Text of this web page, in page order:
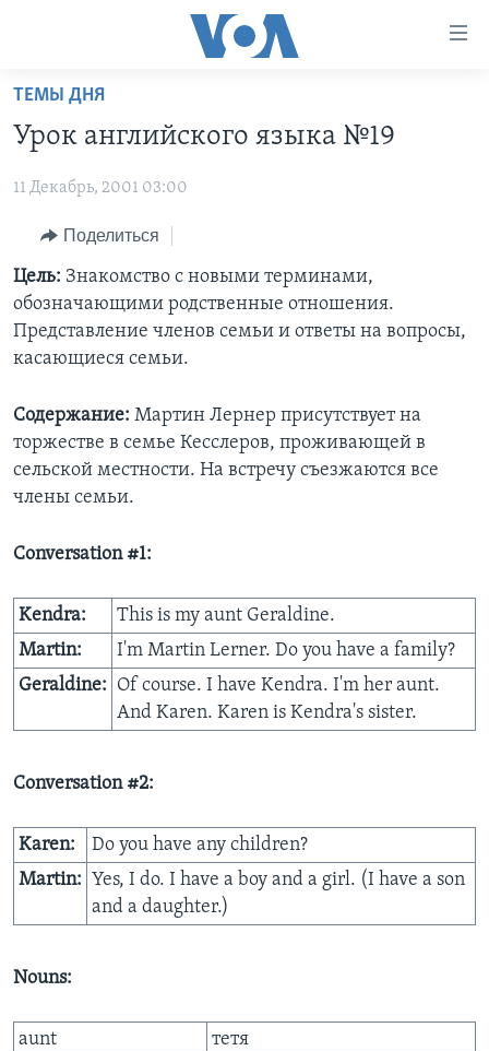
Перейти
основной
Перейти
навигации
Перейти
поиск
ПРОГРАММЫ
АМЕРИКА
НОВОСТИ ЗА МИНУТУ
ИТОГИ
ПОЧЕМУ ЭТО ВАЖНО?
ДИСКУССИЯ VOA
НЬЮ-ЙОРК NEW YORK
АМЕРИКА. БОЛЬШОЕ ПУТЕШЕСТВИЕ
ПРОЕКТЫ
УЧИМ АНГЛИЙСКИЙ
НАША АМЕРИКАНСКАЯ ИСТОРИЯ
А КАК В АМЕРИКЕ?
АРТЕФАКТЫ
ТЕСТЫ
ЭКСПЕРТИЗА
ИНТЕРВЬЮ
ФАКТЫ ПРОТИВ ФЕЙКОВ
ЗА СВОБОДУ ПРЕССЫ
ВИДЕО
ПОДПИСКА НА НОВОСТИ
Языки
ТЕМЫ ДНЯ
Урок английского языка №19
11 Декабрь, 2001 03:00
Поделиться
Цель: Знакомство с новыми терминами,
обозначающими родственные отношения.
Представление членов семьи и ответы на вопросы,
касающиеся семьи.
Содержание: Мартин Лернер присутствует на
торжестве в семье Кесслеров, проживающей в
сельской местности. На встречу съезжаются все
члены семьи.
Conversation #1:
Kendra:
This is my aunt Geraldine.
Martin:
I'm Martin Lerner. Do you have a family?
Geraldine: Of course. I have Kendra. I'm her aunt.
And Karen. Karen is Kendra's sister.
Conversation #2:
Karen:
Do you have any children?
Martin: Yes, I do. I have a boy and a girl. (I have a son
and a daughter.)
Nouns:
aunt
тетя